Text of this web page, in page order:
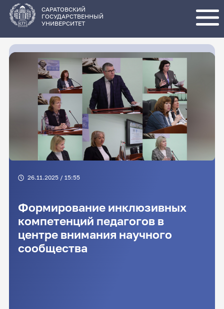
основному
содержанию
САРАТОВСКИЙ
ГОСУДАРСТВЕННЫЙ
УНИВЕРСИТЕТ
26.11.2025 / 15:55
Формирование инклюзивных
компетенций педагогов в
центре внимания научного
сообщества